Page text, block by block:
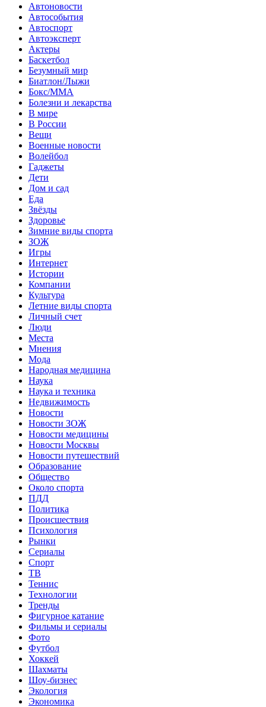
Автоновости
Автособытия
Автоспорт
Автоэксперт
Актеры
Баскетбол
Безумный мир
Биатлон/Лыжи
Бокс/MMA
Болезни и лекарства
В мире
В России
Вещи
Военные новости
Волейбол
Гаджеты
Дети
Дом и сад
Еда
Звёзды
Здоровье
Зимние виды спорта
ЗОЖ
Игры
Интернет
Истории
Компании
Культура
Летние виды спорта
Личный счет
Люди
Места
Мнения
Мода
Народная медицина
Наука
Наука и техника
Недвижимость
Новости
Новости ЗОЖ
Новости медицины
Новости Москвы
Новости путешествий
Образование
Общество
Около спорта
ПДД
Политика
Происшествия
Психология
Рынки
Сериалы
Спорт
ТВ
Теннис
Технологии
Тренды
Фигурное катание
Фильмы и сериалы
Фото
Футбол
Хоккей
Шахматы
Шоу-бизнес
Экология
Экономика